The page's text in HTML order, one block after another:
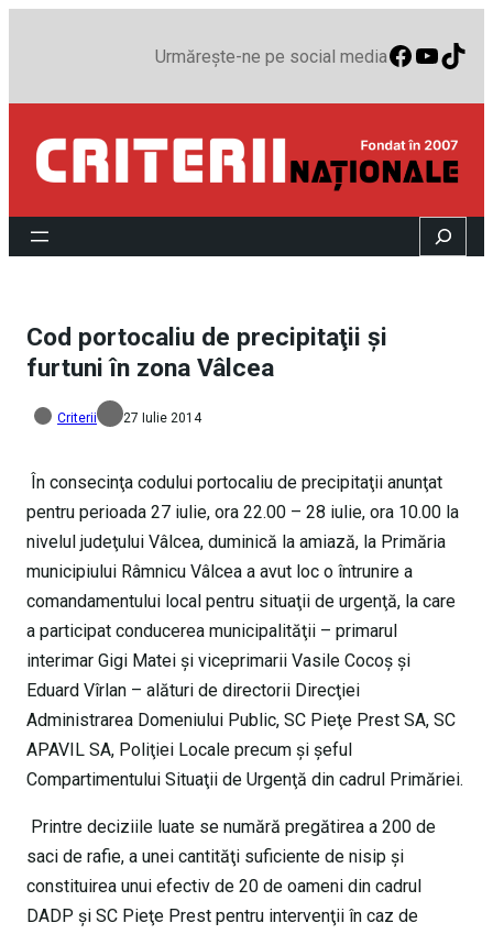
Urmărește-ne pe social media
Search
Cod portocaliu de precipitaţii şi
furtuni în zona Vâlcea
Criterii 27 Iulie 2014
În consecinţa codului portocaliu de precipitaţii anunţat
pentru perioada 27 iulie, ora 22.00 – 28 iulie, ora 10.00 la
nivelul judeţului Vâlcea, duminică la amiază, la Primăria
municipiului Râmnicu Vâlcea a avut loc o întrunire a
comandamentului local pentru situaţii de urgenţă, la care
a participat conducerea municipalităţii – primarul
interimar Gigi Matei şi viceprimarii Vasile Cocoş şi
Eduard Vîrlan – alături de directorii Direcţiei
Administrarea Domeniului Public, SC Pieţe Prest SA, SC
APAVIL SA, Poliţiei Locale precum şi şeful
Compartimentului Situaţii de Urgenţă din cadrul Primăriei.
Printre deciziile luate se numără pregătirea a 200 de
saci de rafie, a unei cantităţi suficiente de nisip şi
constituirea unui efectiv de 20 de oameni din cadrul
DADP şi SC Pieţe Prest pentru intervenţii în caz de